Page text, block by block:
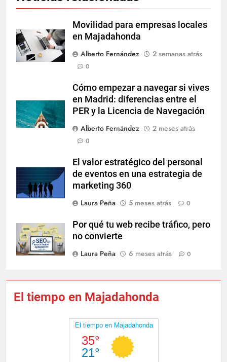
Movilidad para empresas locales
en Majadahonda
Alberto Fernández
2 semanas atrás
0
Cómo empezar a navegar si vives
en Madrid: diferencias entre el
PER y la Licencia de Navegación
Alberto Fernández
2 meses atrás
0
El valor estratégico del personal
de eventos en una estrategia de
marketing 360
Laura Peña
5 meses atrás 0
Por qué tu web recibe tráfico, pero
no convierte
Laura Peña
6 meses atrás 0
El tiempo en Majadahonda